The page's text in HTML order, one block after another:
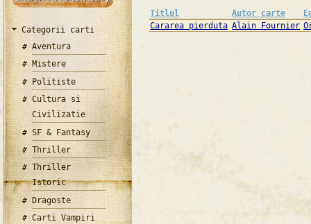
Categorii carti
Aventura
Mistere
Politiste
Cultura si
Civilizatie
SF & Fantasy
Thriller
Thriller
Istoric
Dragoste
Carti Vampiri
Titlul Autor carte
Cararea pierduta Alain Fournier